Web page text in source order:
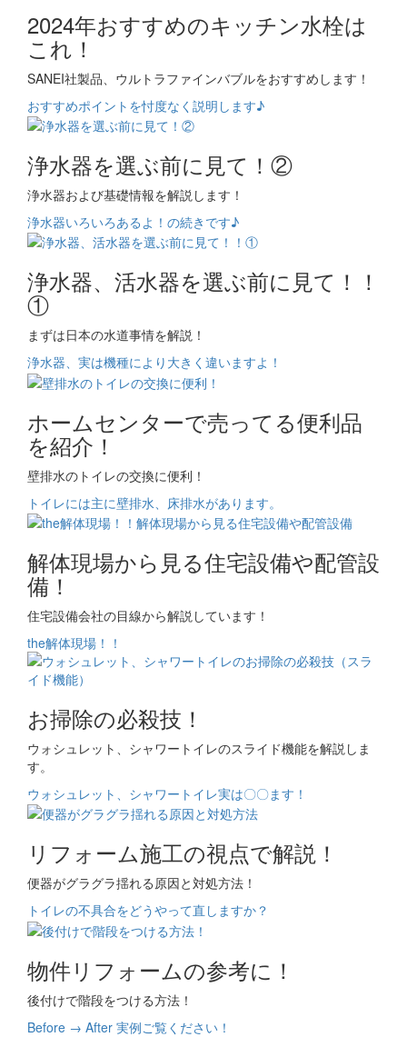
2024年おすすめのキッチン水栓は
これ！
SANEI社製品、ウルトラファインバブルをおすすめします！
おすすめポイントを忖度なく説明します♪
浄水器を選ぶ前に見て！②
浄水器および基礎情報を解説します！
浄水器いろいろあるよ！の続きです♪
浄水器、活水器を選ぶ前に見て！！
①
まずは日本の水道事情を解説！
浄水器、実は機種により大きく違いますよ！
ホームセンターで売ってる便利品
を紹介！
壁排水のトイレの交換に便利！
トイレには主に壁排水、床排水があります。
解体現場から見る住宅設備や配管設
備！
住宅設備会社の目線から解説しています！
the解体現場！！
お掃除の必殺技！
ウォシュレット、シャワートイレのスライド機能を解説しま
す。
ウォシュレット、シャワートイレ実は〇〇ます！
リフォーム施工の視点で解説！
便器がグラグラ揺れる原因と対処方法！
トイレの不具合をどうやって直しますか？
物件リフォームの参考に！
後付けで階段をつける方法！
Before → After 実例ご覧ください！